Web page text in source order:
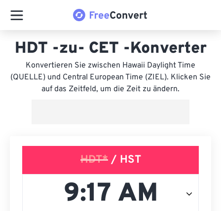
HDT -zu- CET -Konverter
Konvertieren Sie zwischen Hawaii Daylight Time
(QUELLE) und Central European Time (ZIEL). Klicken Sie
auf das Zeitfeld, um die Zeit zu ändern.
HDT*/ HST